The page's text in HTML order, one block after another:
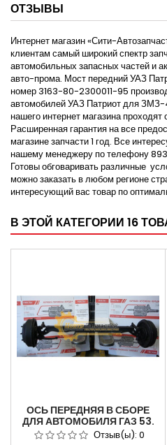
ОТЗЫВЫ
Интернет магазин «Сити-
клиентам самый широкий спектр
автомобильных запасных частей и
авто-прома. Мост передний УАЗ
номер 3163-80-2300011-95
автомобилей УАЗ Патриот для
нашего интернет магазина проходят
Расширенная гарантия на все
магазине запчасти 1 год. Все
нашему менеджеру по телефону
Готовы обговаривать различные
можно заказать в любом регионе
интересующий вас товар по
В ЭТОЙ КАТЕГОРИИ 16
ОСЬ ПЕРЕДНЯЯ В СБОРЕ
ДЛЯ АВТОМОБИЛЯ ГАЗ 53.
АРТИКУЛ 53-3000012.
Отзыв(ы): 0